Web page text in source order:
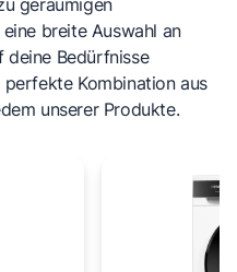
geräumigen
breite Auswahl an
deine Bedürfnisse
Kombination aus
unserer Produkte.